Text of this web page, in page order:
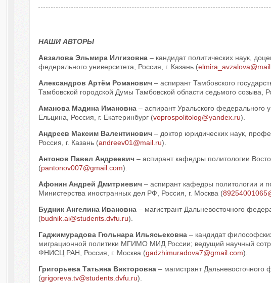
НАШИ АВТОРЫ
Авзалова Эльмира Илгизовна – кандидат политических наук,
федерального университета, Россия, г. Казань (
Александров Артём Романович – аспирант Тамбовского
Тамбовской городской Думы Тамбовской области седьмого созыва,
Аманова Мадина Имановна – аспирант Уральского федерального
Ельцина, Россия, г. Екатеринбург (voprospolitolog@yandex.ru).
Андреев Максим Валентинович – доктор юридических наук,
Россия, г. Казань (andreev01@mail.ru).
Антонов Павел Андреевич – аспирант кафедры политологии
(pantonov007@gmail.com).
Афонин Андрей Дмитриевич – аспирант кафедры политологии и
Министерства иностранных дел РФ, Россия, г. Москва (
Будник Ангелина Ивановна – магистрант Дальневосточного
(budnik.ai@students.dvfu.ru).
Гаджимурадова Гюльнара Ильясьековна – кандидат
миграционной политики МГИМО МИД России; ведущий научный
ФНИСЦ РАН, Россия, г. Москва (gadzhimuradova7@gmail.com).
Григорьева Татьяна Викторовна – магистрант Дальневосточного
(grigoreva.tv@students.dvfu.ru).